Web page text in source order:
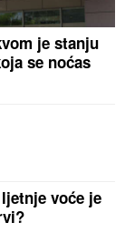
je stanju
se noćas
voće je